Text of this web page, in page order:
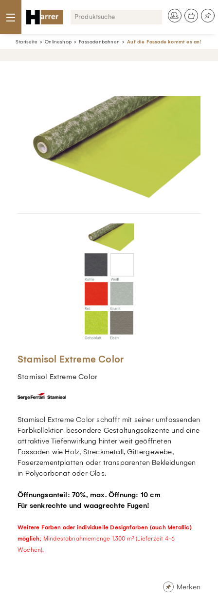
Startseite Onlineshop Fassadenbahnen Auf die Fassade kommt es an!
Stamisol Extreme Color
Stamisol Extreme Color
Stamisol Extreme Color schafft mit seiner umfassenden
Farbkollektion besondere Gestaltungsakzente und eine
attraktive Tiefenwirkung hinter weit geöffneten
Fassaden wie Holz, Streckmetall, Gittergewebe,
Faserzementplatten oder transparenten Bekleidungen
in Polycarbonat oder Glas.
Öffnungsanteil: 70%, max. Öffnung: 10 cm
Für senkrechte und waagrechte Fugen!
Weitere Farben oder individuelle Designfarben (auch Metallic)
möglich; Mindestabnahmemenge 1.300 m² (Lieferzeit 4-6
Wochen).
Merken